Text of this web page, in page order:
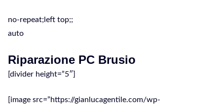
no-repeat;left top;;
auto
Riparazione PC Brusio
[divider height=”5″]
[image src=”https://gianlucagentile.com/wp-